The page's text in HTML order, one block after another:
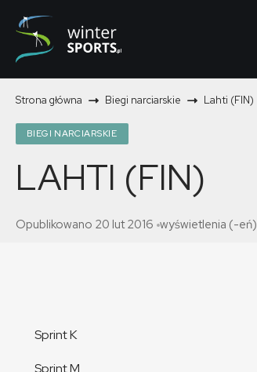
Strona główna Biegi narciarskie Lahti (FIN)
BIEGI NARCIARSKIE
LAHTI (FIN)
Opublikowano 20 lut 2016 wyświetlenia (-eń)
Sprint K
Sprint M